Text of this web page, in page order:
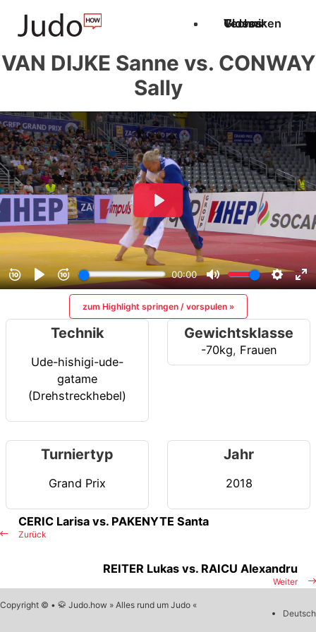
Techniken
Videos
Glossar
VAN DIJKE Sanne vs. CONWAY
Sally
zum Highlight springen / vorspulen »
Technik
Ude-hishigi-ude-
gatame
(Drehstreckhebel)
Gewichtsklasse
-70kg, Frauen
Turniertyp
Grand Prix
Jahr
2018
Zurück
CERIC Larisa vs. PAKENYTE Santa
Weiter
REITER Lukas vs. RAICU Alexandru
Copyright © • 🥋 Judo.how » Alles rund um Judo «
Deutsch